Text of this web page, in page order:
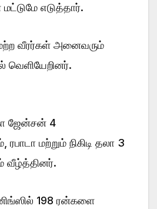
எடுத்தார்.
வீரர்கள் அனைவரும்
வெளியேறினர்.
ஜேன்சன் 4
மற்றும் நிகிடி தலா 3
வீழ்த்தினர்.
198 ரன்களை